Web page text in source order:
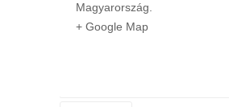
Magyarország.
+ Google Map